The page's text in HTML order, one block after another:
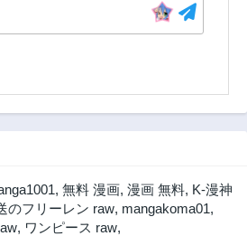
1ヶ月前
第161話
1ヶ月前
, 無料 漫画, 漫画 無料, K-漫神
のフリーレン raw, mangakoma01,
, ワンピース raw,